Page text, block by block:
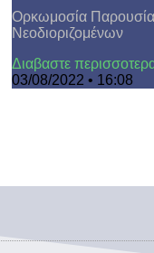
Ορκωμοσία
Νεοδιοριζομένων
Διαβαστε
03/08/2022
16:08